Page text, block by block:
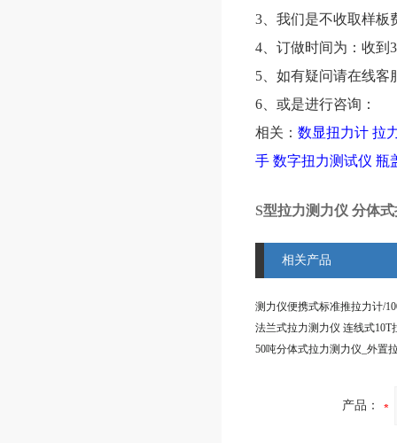
3、我们是不收取样板
4、订做时间为：收到
5、如有疑问请在线客
6、或是进行咨询：
相关： 数显扭力计 拉
手 数字扭力测试仪 瓶
S型拉力测力仪 分体
相关产品
产品：